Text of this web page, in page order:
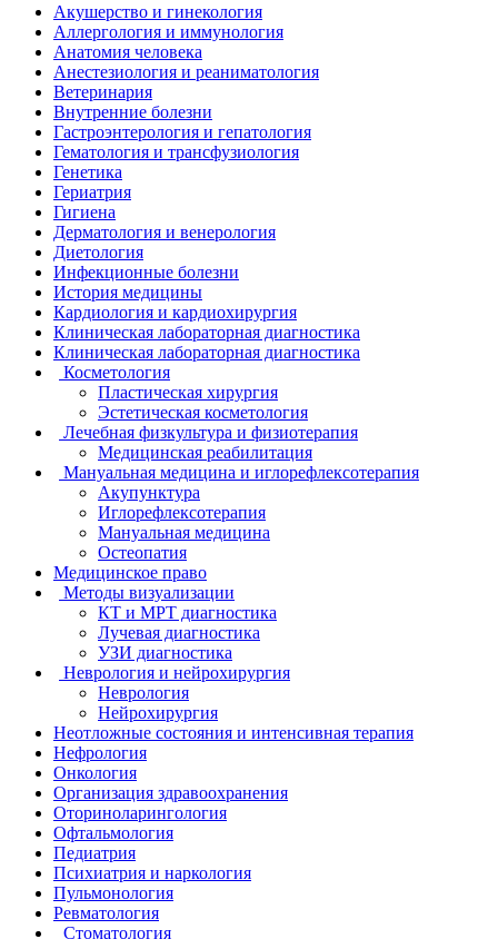
Акушерство и гинекология
Аллергология и иммунология
Анатомия человека
Анестезиология и реаниматология
Ветеринария
Внутренние болезни
Гастроэнтерология и гепатология
Гематология и трансфузиология
Генетика
Гериатрия
Гигиена
Дерматология и венерология
Диетология
Инфекционные болезни
История медицины
Кардиология и кардиохирургия
Клиническая лабораторная диагностика
Клиническая лабораторная диагностика
Косметология
Пластическая хирургия
Эстетическая косметология
Лечебная физкультура и физиотерапия
Медицинская реабилитация
Мануальная медицина и иглорефлексотерапия
Акупунктура
Иглорефлексотерапия
Мануальная медицина
Остеопатия
Медицинское право
Методы визуализации
КТ и МРТ диагностика
Лучевая диагностика
УЗИ диагностика
Неврология и нейрохирургия
Неврология
Нейрохирургия
Неотложные состояния и интенсивная терапия
Нефрология
Онкология
Организация здравоохранения
Оториноларингология
Офтальмология
Педиатрия
Психиатрия и наркология
Пульмонология
Ревматология
Стоматология